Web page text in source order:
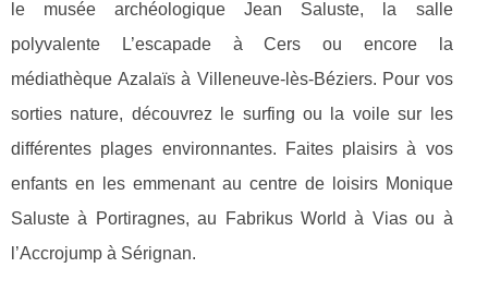
le musée archéologique Jean Saluste, la salle
polyvalente L’escapade à Cers ou encore la
médiathèque Azalaïs à Villeneuve-lès-Béziers. Pour vos
sorties nature, découvrez le surfing ou la voile sur les
différentes plages environnantes. Faites plaisirs à vos
enfants en les emmenant au centre de loisirs Monique
Saluste à Portiragnes, au Fabrikus World à Vias ou à
l’Accrojump à Sérignan.